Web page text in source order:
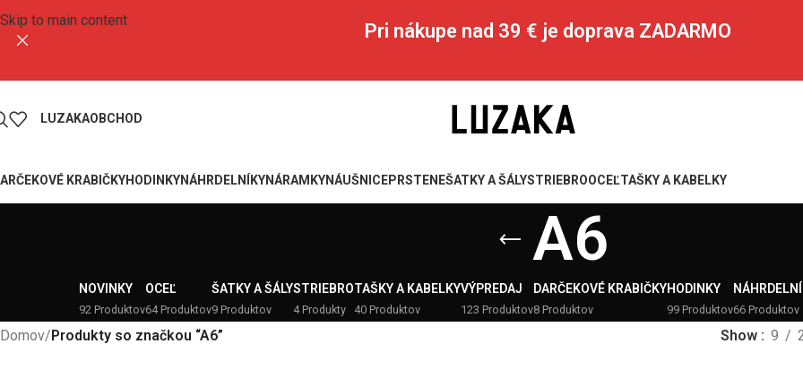
Skip to main content Pri nákupe nad 39 € je doprava ZADARMO
LUZAKAOBCHOD
KRABIČKYHODINKYNÁHRDELNÍKYNÁRAMKYNÁUŠNICEPRSTENEŠATKY A ŠÁLYSTRIEBROOCEĽTAŠKY A KABELKY
A6
NOVINKY
92 Produktov
OCEĽ
64 Produktov
ŠATKY A ŠÁLY
9 Produktov
STRIEBRO
4 Produkty
TAŠKY A KABELKY
40 Produktov
VÝPREDAJ
123 Produktov
DARČEKOVÉ KRABIČKY
8 Produktov
HODINKY
99 Produktov66 Produktov
Domov/Produkty so značkou “A6” Show 9